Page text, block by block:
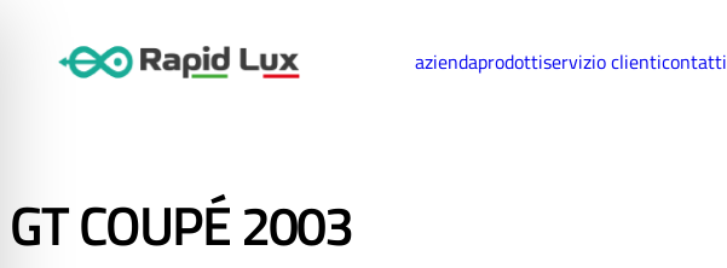
aziendaprodottiservizio clienticontatti
GT COUPÉ 2003